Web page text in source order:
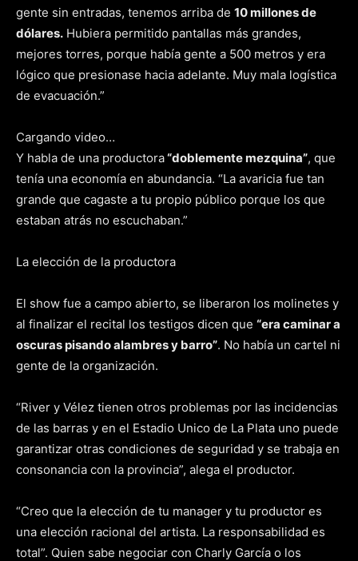
gente sin entradas, tenemos arriba de 10 millones de
dólares. Hubiera permitido pantallas más grandes,
mejores torres, porque había gente a 500 metros y era
lógico que presionase hacia adelante. Muy mala logística
de evacuación.”
Cargando video…
Y habla de una productora“doblemente mezquina”, que
tenía una economía en abundancia. “La avaricia fue tan
grande que cagaste a tu propio público porque los que
estaban atrás no escuchaban.”
La elección de la productora
El show fue a campo abierto, se liberaron los molinetes y
al finalizar el recital los testigos dicen que “era caminar a
oscuras pisando alambres y barro”. No había un cartel ni
gente de la organización.
“River y Vélez tienen otros problemas por las incidencias
de las barras y en el Estadio Unico de La Plata uno puede
garantizar otras condiciones de seguridad y se trabaja en
consonancia con la provincia”, alega el productor.
“Creo que la elección de tu manager y tu productor es
una elección racional del artista. La responsabilidad es
total”. Quien sabe negociar con Charly García o los